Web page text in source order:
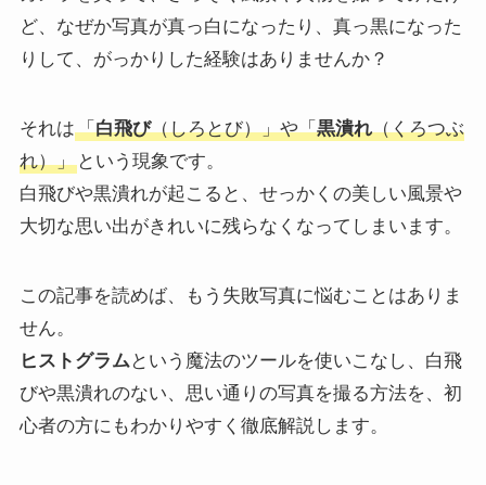
ど、なぜか写真が真っ白になったり、真っ黒になった
りして、がっかりした経験はありませんか？
それは「白飛び（しろとび）」や「黒潰れ（くろつぶ
れ）」という現象です。
白飛びや黒潰れが起こると、せっかくの美しい風景や
大切な思い出がきれいに残らなくなってしまいます。
この記事を読めば、もう失敗写真に悩むことはありま
せん。
ヒストグラムという魔法のツールを使いこなし、白飛
びや黒潰れのない、思い通りの写真を撮る方法を、初
心者の方にもわかりやすく徹底解説します。